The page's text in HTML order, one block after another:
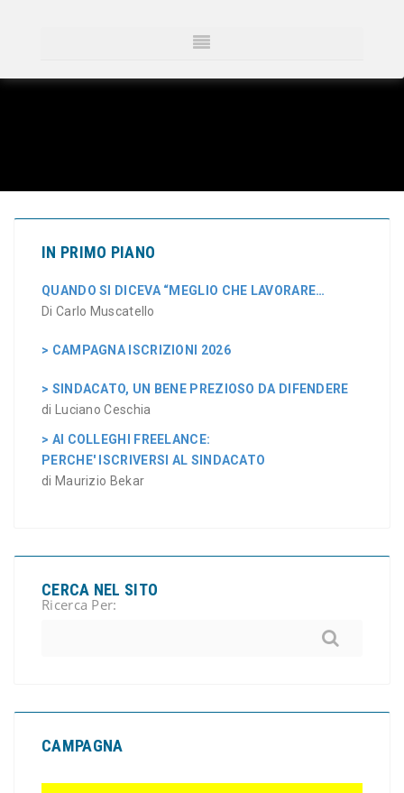
IN PRIMO PIANO
QUANDO SI DICEVA “MEGLIO CHE LAVORARE…
Di Carlo Muscatello
> CAMPAGNA ISCRIZIONI 2026
> SINDACATO, UN BENE PREZIOSO DA DIFENDERE
di Luciano Ceschia
> AI COLLEGHI FREELANCE:
PERCHE' ISCRIVERSI AL SINDACATO
di Maurizio Bekar
CERCA NEL SITO
Ricerca Per:
CAMPAGNA